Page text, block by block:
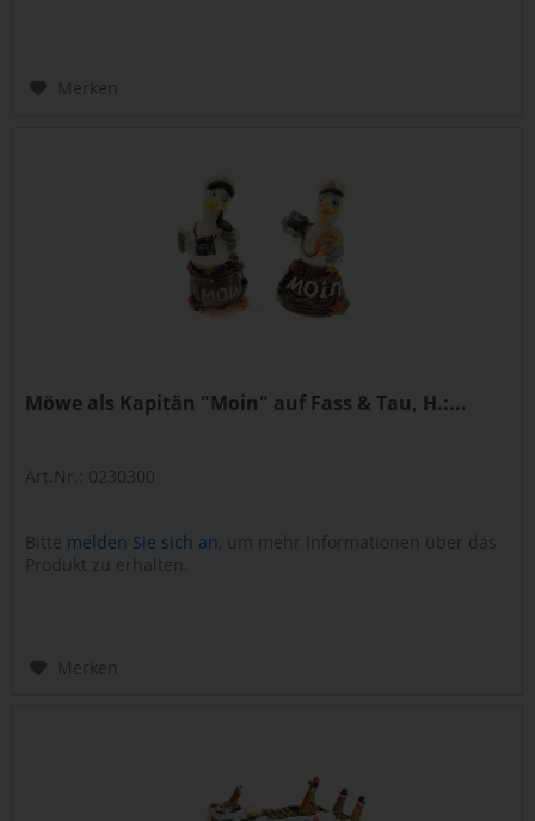
Merken
Möwe als Kapitän "Moin" auf Fass & Tau, H.:...
Art.Nr.: 0230300
Bitte melden Sie sich an, um mehr Informationen über das
Produkt zu erhalten.
Merken